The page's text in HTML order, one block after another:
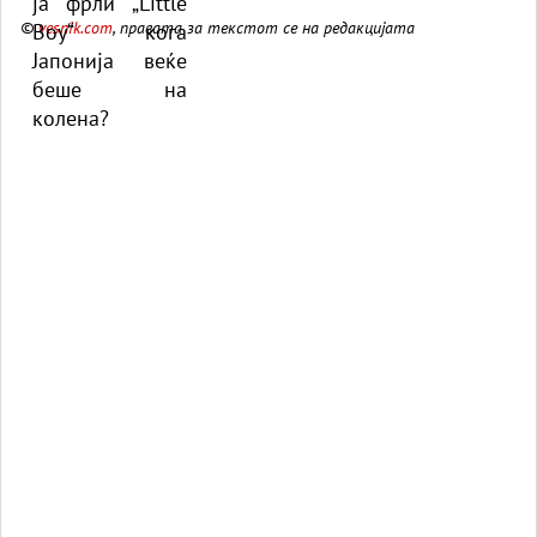
©vesnik.com, правата за текстот се на редакцијата